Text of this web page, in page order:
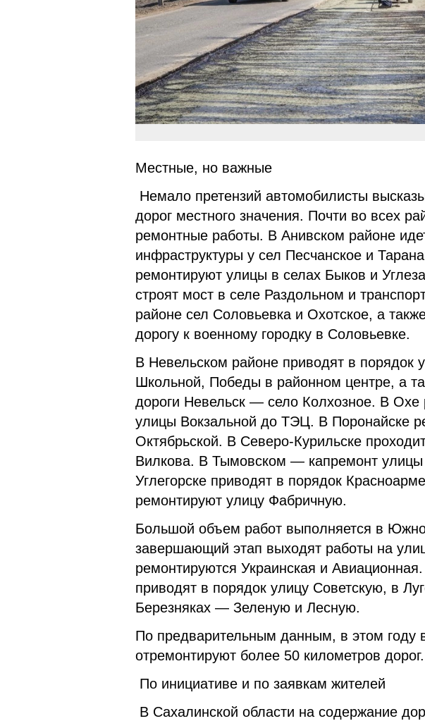
Местные, но важные
Немало претензий автомобилисты
дорог местного значения. Почти во всех
ремонтные работы. В Анивском районе
инфраструктуры у сел Песчанское и
ремонтируют улицы в селах Быков и
строят мост в селе Раздольном и
районе сел Соловьевка и Охотское, а
дорогу к военному городку в Соловьевке.
В Невельском районе приводят в порядок
Школьной, Победы в районном центре, а
дороги Невельск — село Колхозное. В Охе
улицы Вокзальной до ТЭЦ. В Поронайске
Октябрьской. В Северо-Курильске
Вилкова. В Тымовском — капремонт улицы
Углегорске приводят в порядок
ремонтируют улицу Фабричную.
Большой объем работ выполняется в
завершающий этап выходят работы на
ремонтируются Украинская и
приводят в порядок улицу Советскую, в
Березняках — Зеленую и Лесную.
По предварительным данным, в этом году
отремонтируют более 50 километров дорог.
По инициативе и по заявкам жителей
В Сахалинской области на содержание